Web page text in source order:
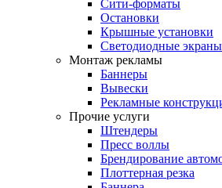
Сити-форматы
Остановки
Крышные установки
Светодиодные экраны
Монтаж рекламы
Баннеры
Вывески
Рекламные
Прочие услуги
Штендеры
Пресс воллы
Брендирование
Плоттерная резка